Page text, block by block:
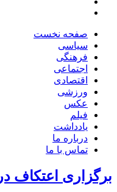
صفحه نخست
سیاسی
فرهنگی
اجتماعی
اقتصادی
ورزشی
عکس
فیلم
یادداشت
درباره ما
تماس با ما
برگزاری اعتکاف در ۲۰۰ مسجد یزد